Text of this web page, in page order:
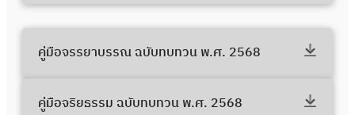
คู่มือจรรยาบรรณ ฉบับทบทวน พ.ศ. 2568
คู่มือจริยธรรม ฉบับทบทวน พ.ศ. 2568